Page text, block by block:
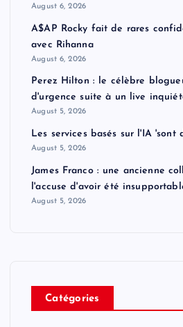
August 6, 2026
A$AP Rocky fait de rares
avec Rihanna
August 6, 2026
Perez Hilton : le célèbre
d'urgence suite à un live
August 5, 2026
Les services basés sur l'IA
August 5, 2026
James Franco : une ancienne
l'accuse d'avoir été
August 5, 2026
Catégories